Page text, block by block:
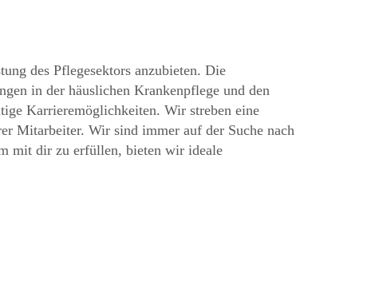
des Pflegesektors anzubieten. Die
in der häuslichen Krankenpflege und den
Karrieremöglichkeiten. Wir streben eine
Mitarbeiter. Wir sind immer auf der Suche nach
mit dir zu erfüllen, bieten wir ideale